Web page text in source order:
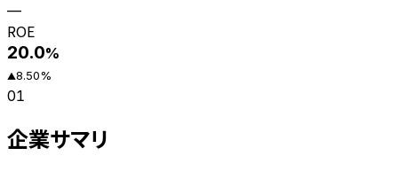
—
ROE
20.0%
▲8.50%
01
企業サマリ